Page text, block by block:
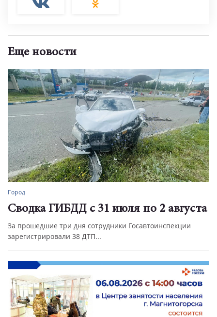
Еще новости
Город
Сводка ГИБДД с 31 июля по 2 августа
За прошедшие три дня сотрудники Госавтоинспекции
зарегистрировали 38 ДТП...